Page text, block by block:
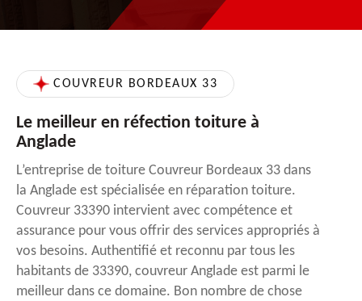
COUVREUR BORDEAUX 33
Le meilleur en réfection toiture à
Anglade
L’entreprise de toiture Couvreur Bordeaux 33 dans
la Anglade est spécialisée en réparation toiture.
Couvreur 33390 intervient avec compétence et
assurance pour vous offrir des services appropriés à
vos besoins. Authentifié et reconnu par tous les
habitants de 33390, couvreur Anglade est parmi le
meilleur dans ce domaine. Bon nombre de chose